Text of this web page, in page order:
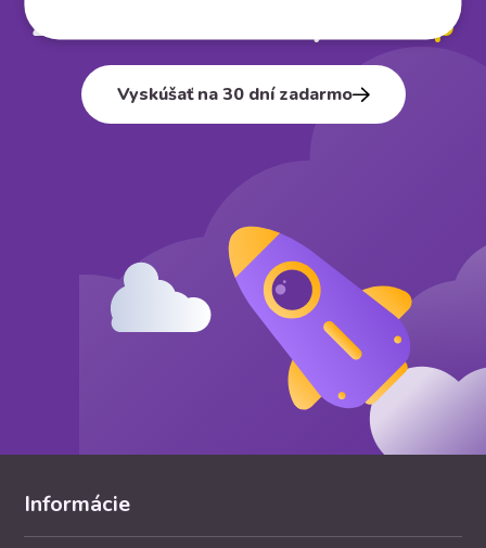
Založte si vlastný e⁠-⁠shop
Vyskúšať na 30 dní zadarmo
Informácie